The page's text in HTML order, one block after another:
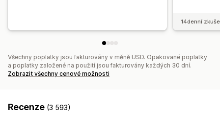
Automatické platby
14denní
Všechny poplatky jsou fakturovány v měně USD. Opakované poplatky
a poplatky založené na použití jsou fakturovány každých 30 dní.
Zobrazit všechny cenové možnosti
Recenze (3 593)